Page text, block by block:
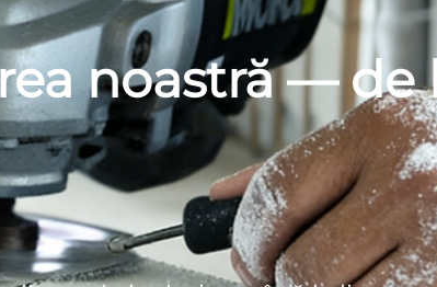
noastră —